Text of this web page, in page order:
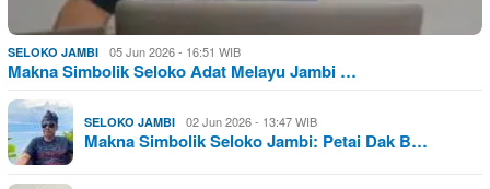
SELOKO JAMBI 05 Jun 2026 - 16:51 WIB
Makna Simbolik Seloko Adat Melayu Jambi …
SELOKO JAMBI 02 Jun 2026 - 13:47 WIB
Makna Simbolik Seloko Jambi: Petai Dak B…